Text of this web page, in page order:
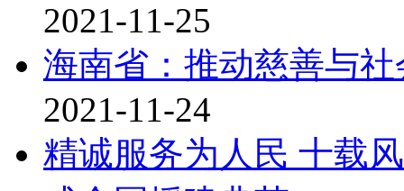
2021-11-25
海南省：推动慈善与
2021-11-24
精诚服务为人民 十载